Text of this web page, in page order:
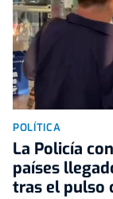
POLÍTICA
La Policía
países
tras el pulso